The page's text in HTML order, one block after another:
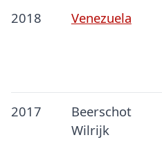
2018 Venezuela
2017
Beerschot
Wilrijk